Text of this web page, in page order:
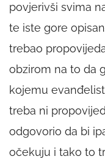
povjerivši svima
te iste gore
trebao
obzirom na to da
kojemu
treba ni
odgovorio da bi
očekuju i tako to